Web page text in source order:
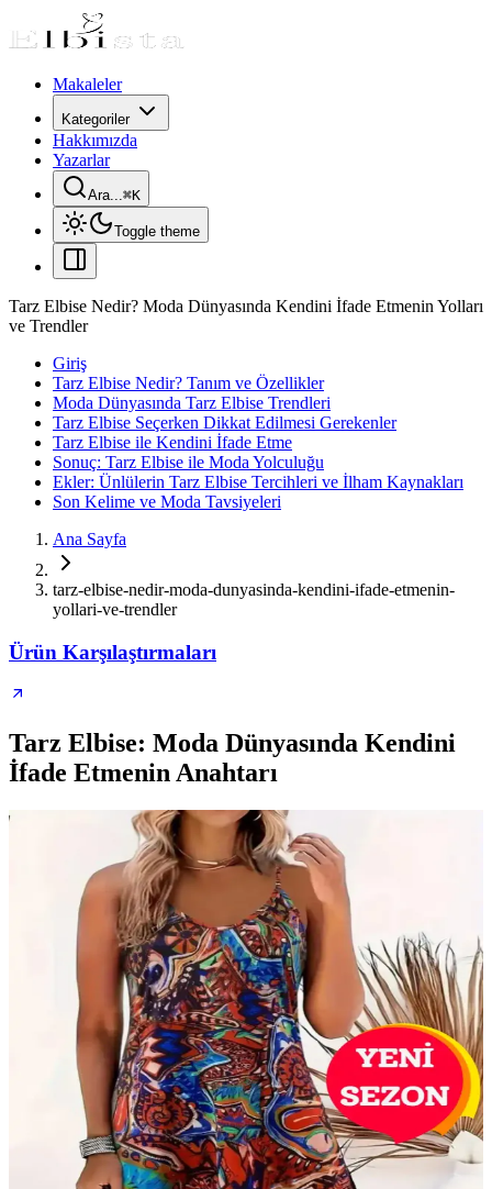
Makaleler
Kategoriler
Hakkımızda
Yazarlar
Ara...⌘K
Toggle theme
Tarz Elbise Nedir? Moda Dünyasında Kendini İfade Etmenin Yolları
ve Trendler
Giriş
Tarz Elbise Nedir? Tanım ve Özellikler
Moda Dünyasında Tarz Elbise Trendleri
Tarz Elbise Seçerken Dikkat Edilmesi Gerekenler
Tarz Elbise ile Kendini İfade Etme
Sonuç: Tarz Elbise ile Moda Yolculuğu
Ekler: Ünlülerin Tarz Elbise Tercihleri ve İlham Kaynakları
Son Kelime ve Moda Tavsiyeleri
Ana Sayfa
tarz-elbise-nedir-moda-dunyasinda-kendini-ifade-etmenin-
yollari-ve-trendler
Ürün Karşılaştırmaları
Tarz Elbise: Moda Dünyasında Kendini
İfade Etmenin Anahtarı